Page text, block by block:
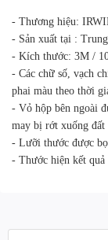
- Thương hiệu:
- Sản xuất tại :
- Kích thước: 3M /
- Các chữ số, vạch
phai màu theo thời
- Vỏ hộp bên ngoài
may bị rớt xuống đất
- Lưỡi thước được
- Thước hiện kết quả